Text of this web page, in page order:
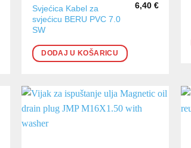
Svjećica Kabel za
svjećicu BERU PVC 7.0
SW
6,40 €
DODAJ U KOŠARICU